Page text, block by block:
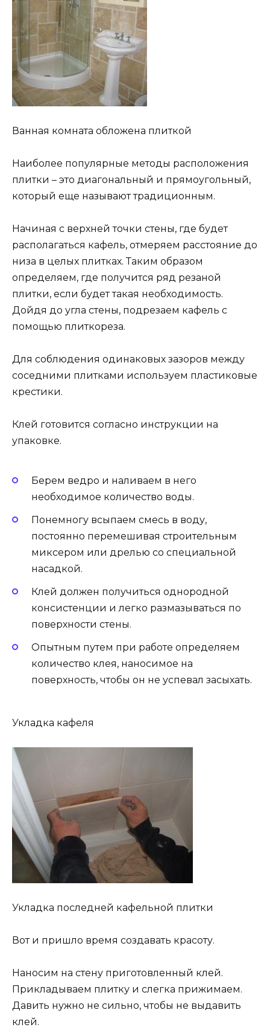
Ванная комната обложена плиткой
Наиболее популярные методы расположения
плитки – это диагональный и прямоугольный,
который еще называют традиционным.
Начиная с верхней точки стены, где будет
располагаться кафель, отмеряем расстояние до
низа в целых плитках. Таким образом
определяем, где получится ряд резаной
плитки, если будет такая необходимость.
Дойдя до угла стены, подрезаем кафель с
помощью плиткореза.
Для соблюдения одинаковых зазоров между
соседними плитками используем пластиковые
крестики.
Клей готовится согласно инструкции на
упаковке.
Берем ведро и наливаем в него
необходимое количество воды.
Понемногу всыпаем смесь в воду,
постоянно перемешивая строительным
миксером или дрелью со специальной
насадкой.
Клей должен получиться однородной
консистенции и легко размазываться по
поверхности стены.
Опытным путем при работе определяем
количество клея, наносимое на
поверхность, чтобы он не успевал засыхать.
Укладка кафеля
Укладка последней кафельной плитки
Вот и пришло время создавать красоту.
Наносим на стену приготовленный клей.
Прикладываем плитку и слегка прижимаем.
Давить нужно не сильно, чтобы не выдавить
клей.